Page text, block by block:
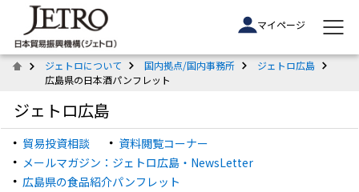
マイページ
ジェトロについて 国内拠点/国内事務所
ジェトロ広島
広島県の日本酒パンフレット
ジェトロ広島
貿易投資相談
資料閲覧コーナー
メールマガジン：ジェトロ広島・NewsLetter
広島県の食品紹介パンフレット